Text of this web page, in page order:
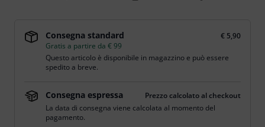
Consegna standard
€ 5,90
Gratis a partire da € 99
Questo articolo è disponibile in magazzino e può essere
spedito a breve.
Consegna espressa
Prezzo calcolato al checkout
La data di consegna viene calcolata al momento del
pagamento.